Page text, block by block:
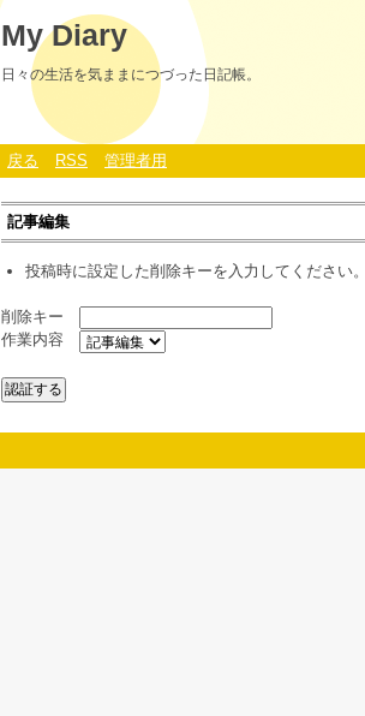
My Diary
日々の生活を気ままにつづった日記帳。
戻る RSS 管理者用
記事編集
投稿時に設定した削除キーを入力してください
削除キー
作業内容